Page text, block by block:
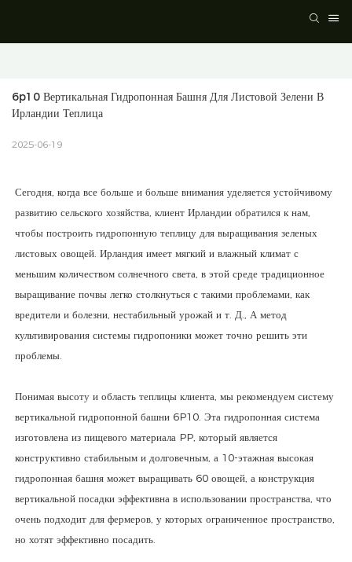
6p10 Вертикальная Гидропонная Башня Для Листовой Зелени В
Ирландии Теплица
2025-06-19
Сегодня, когда все больше и больше внимания уделяется устойчивому
развитию сельского хозяйства, клиент Ирландии обратился к нам,
чтобы построить гидропонную теплицу для выращивания зеленых
листовых овощей. Ирландия имеет мягкий и влажный климат с
меньшим количеством солнечного света, в этой среде традиционное
выращивание почвы легко столкнуться с такими проблемами, как
вредители и болезни, нестабильный урожай и т. Д., А метод
культивирования системы гидропоники может точно решить эти
проблемы.
Понимая высоту и область теплицы клиента, мы рекомендуем систему
вертикальной гидропонной башни 6P10. Эта гидропонная система
изготовлена ​​из пищевого материала PP, который является
конструктивно стабильным и долговечным, а 10-этажная высокая
гидропонная башня может выращивать 60 овощей, а конструкция
вертикальной посадки эффективна в использовании пространства, что
очень подходит для фермеров, у которых ограниченное пространство,
но хотят эффективно посадить.